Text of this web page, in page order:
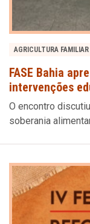
AGRICULTURA FAMILIAR
FASE Bahia
intervenções
O encontro
soberania